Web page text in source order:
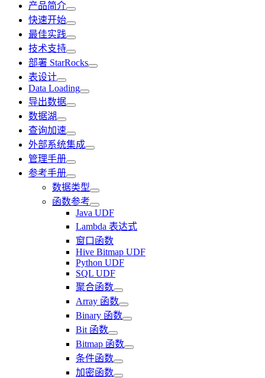
产品简介
快速开始
最佳实践
技术支持
部署 StarRocks
表设计
Data Loading
导出数据
数据湖
查询加速
外部系统集成
管理手册
参考手册
数据类型
函数参考
Java UDF
Lambda 表达式
窗口函数
Hive Bitmap UDF
Python UDF
SQL UDF
聚合函数
Array 函数
Binary 函数
Bit 函数
Bitmap 函数
条件函数
加密函数